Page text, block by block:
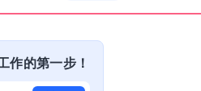
作的第一步！